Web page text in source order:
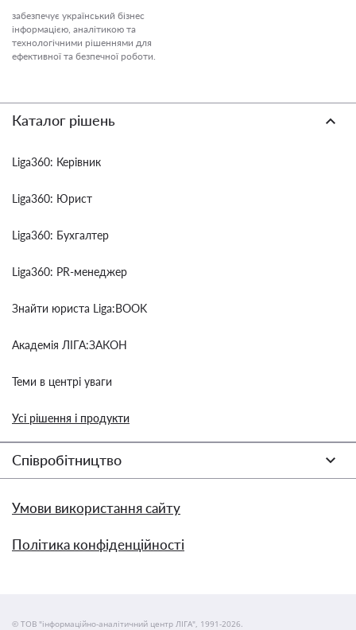
забезпечує український бізнес
інформацією, аналітикою та
технологічними рішеннями для
ефективної та безпечної роботи.
Каталог рішень
Liga360: Керівник
Liga360: Юрист
Liga360: Бухгалтер
Liga360: PR-менеджер
Знайти юриста Liga:BOOK
Академія ЛІГА:ЗАКОН
Теми в центрі уваги
Усі рішення і продукти
Співробітництво
Умови використання сайту
Політика конфіденційності
© ТОВ "інформаційно-аналітичний центр ЛІГА", 1991-2026.